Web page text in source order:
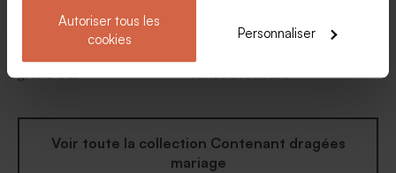
Autoriser tous les
cookies
Personnaliser
Etui à dragées mariage un
grand Oui
Etui à dragées mariage la
ronde des fleurs
Voir toute la collection Contenant dragées
mariage